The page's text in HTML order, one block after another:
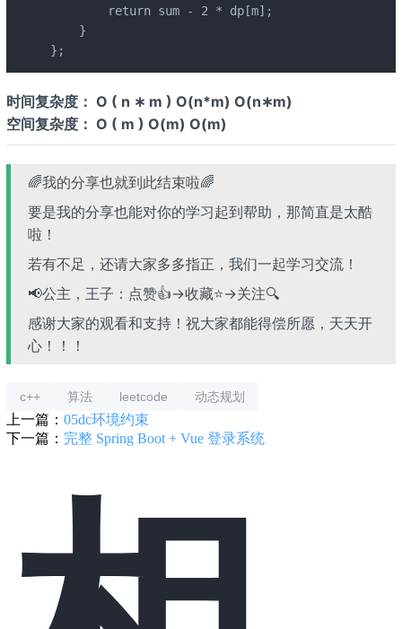
        return sum - 2 * dp[m];
    }
};
时间复杂度： O ( n ∗ m ) O(n*m) O(n∗m)
空间复杂度： O ( m ) O(m) O(m)
🌈我的分享也就到此结束啦🌈
要是我的分享也能对你的学习起到帮助，那简直是太酷
啦！
若有不足，还请大家多多指正，我们一起学习交流！
📢公主，王子：点赞👍→收藏⭐→关注🔍
感谢大家的观看和支持！祝大家都能得偿所愿，天天开
心！！！
c++ 算法 leetcode 动态规划
上一篇： 05dc环境约束
下一篇： 完整 Spring Boot + Vue 登录系统